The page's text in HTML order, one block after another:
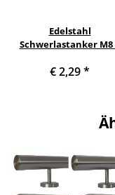
Edelstahl
Schwerlastanker M8
€ 2,29*